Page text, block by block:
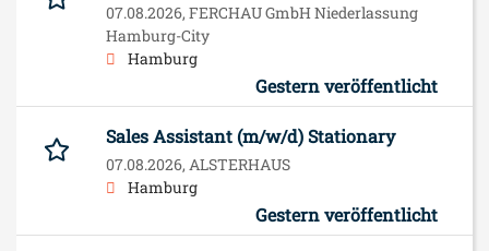
07.08.2026, FERCHAU GmbH Niederlassung
Hamburg-City
Hamburg
Gestern veröffentlicht
Sales Assistant (m/w/d) Stationary
07.08.2026, ALSTERHAUS
Hamburg
Gestern veröffentlicht